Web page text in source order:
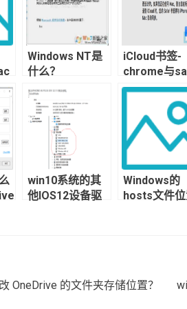
Windows NT是
什么？
iCloud书签-
chrome与
书签同步工
win10系统的其
他IOS12设备驱
Windows的
hosts文件
OneDrive 的文件夹存储位置？